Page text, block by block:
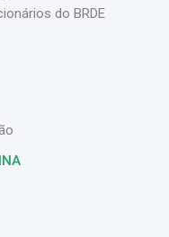
do BRDE